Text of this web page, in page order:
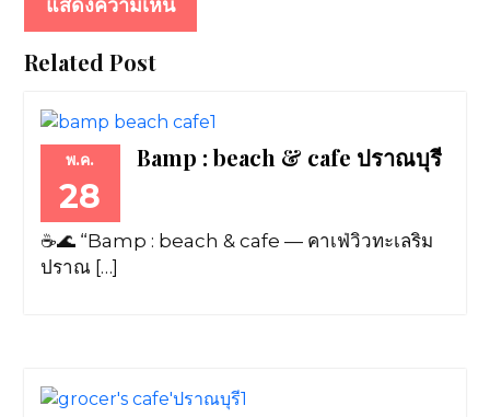
Related Post
พ.ค.
28
Bamp : beach & cafe ปราณบุรี
☕🌊 “Bamp : beach & cafe — คาเฟ่วิวทะเลริม
ปราณ […]